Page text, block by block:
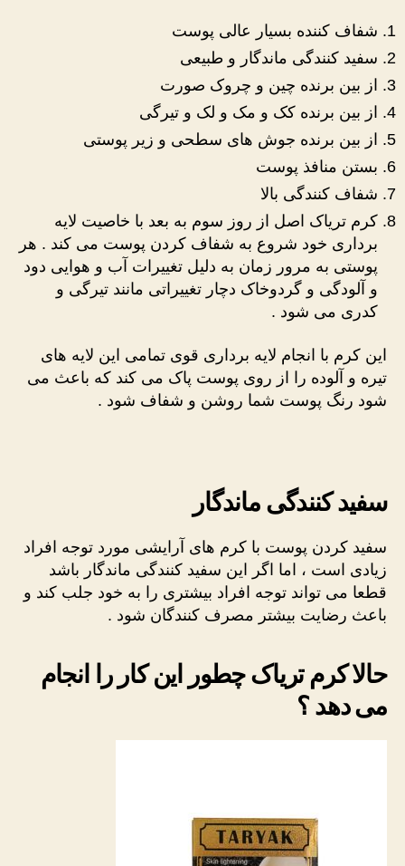
شفاف کننده بسیار عالی پوست
سفید کنندگی ماندگار و طبیعی
از بین برنده چین و چروک صورت
از بین برنده کک و مک و لک و تیرگی
از بین برنده جوش های سطحی و زیر پوستی
بستن منافذ پوست
شفاف کنندگی بالا
کرم تریاک اصل از روز سوم به بعد با خاصیت لایه
برداری خود شروع به شفاف کردن پوست می کند . هر
پوستی به مرور زمان به دلیل تغییرات آب و هوایی دود
و آلودگی و گردوخاک دچار تغییراتی مانند تیرگی و
کدری می شود .
این کرم با انجام لایه برداری قوی تمامی این لایه های
تیره و آلوده را از روی پوست پاک می کند که باعث می
شود رنگ پوست شما روشن و شفاف شود .
سفید کنندگی ماندگار
سفید کردن پوست با کرم های آرایشی مورد توجه افراد
زیادی است ، اما اگر این سفید کنندگی ماندگار باشد
قطعا می تواند توجه افراد بیشتری را به خود جلب کند و
باعث رضایت بیشتر مصرف کنندگان شود .
حالا کرم تریاک چطور این کار را انجام
می دهد ؟